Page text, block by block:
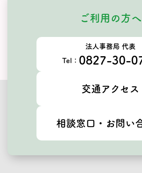
ご利用の方へ
法人事務局 代表
Tel： 0827-30-
交通アクセス
相談窓口・お問い